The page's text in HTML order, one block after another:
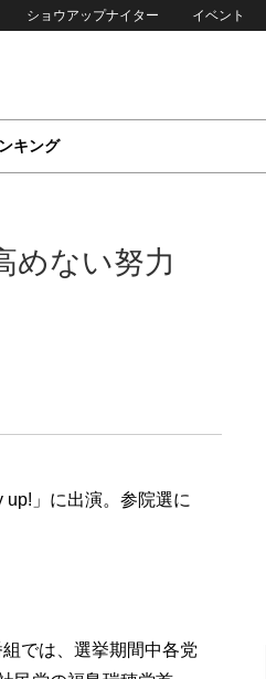
ショウアップナイター イベント
キング
めない努力
」に出演。参院選に
では、選挙期間中各党